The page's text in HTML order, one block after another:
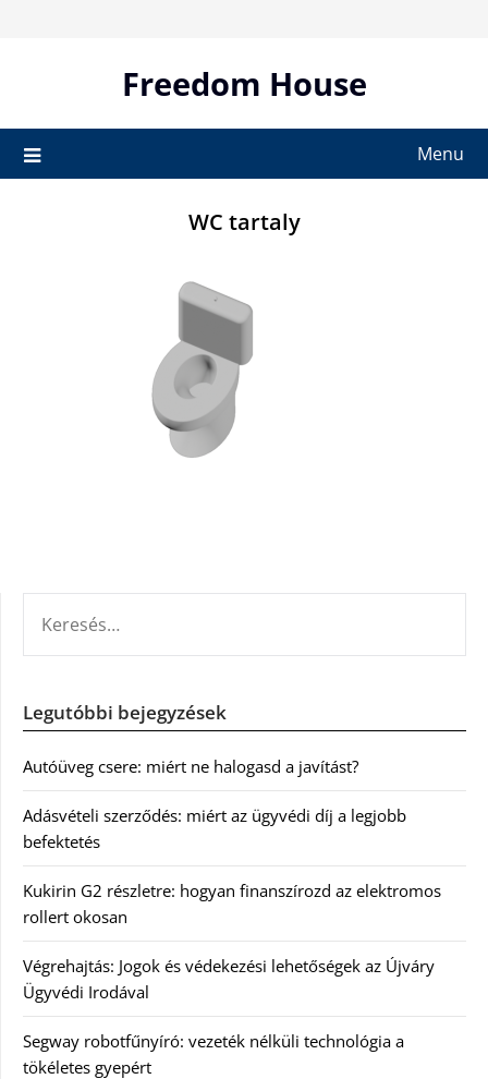
Freedom House
Menu
WC tartaly
Legutóbbi bejegyzések
Autóüveg csere: miért ne halogasd a javítást?
Adásvételi szerződés: miért az ügyvédi díj a legjobb
befektetés
Kukirin G2 részletre: hogyan finanszírozd az elektromos
rollert okosan
Végrehajtás: Jogok és védekezési lehetőségek az Újváry
Ügyvédi Irodával
Segway robotfűnyíró: vezeték nélküli technológia a
tökéletes gyepért